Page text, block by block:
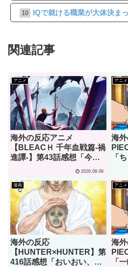
10 IQで就ける職業が大体決ま
関連記事
アニメ
海外の反応アニメ
【BLEACＨ 千年血戦篇-禍
進譚-】第43話感想「今後
2026.08.09
アニメ
海
「
漫画
海外の反応
【HUNTER×HUNTER】第
416話感想「おいおい、文
アニメ
海
「